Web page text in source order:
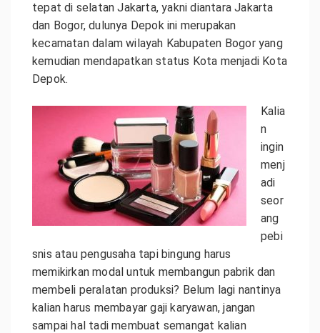
tepat di selatan Jakarta, yakni diantara Jakarta
dan Bogor, dulunya Depok ini merupakan
kecamatan dalam wilayah Kabupaten Bogor yang
kemudian mendapatkan status Kota menjadi Kota
Depok.
Kalia
n
ingin
menj
adi
seor
ang
pebi
snis atau pengusaha tapi bingung harus
memikirkan modal untuk membangun pabrik dan
membeli peralatan produksi? Belum lagi nantinya
kalian harus membayar gaji karyawan, jangan
sampai hal tadi membuat semangat kalian